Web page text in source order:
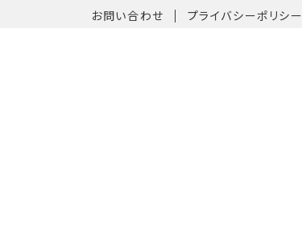
お問い合わせ ｜ プライバシーポリシー